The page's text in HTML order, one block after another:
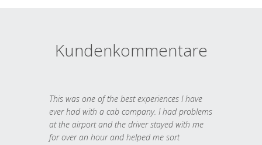
Kundenkommentare
This was one of the best experiences I have
ever had with a cab company. I had problems
at the airport and the driver stayed with me
for over an hour and helped me sort